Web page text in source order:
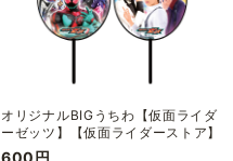
オリジナルBIGうちわ【仮面ライダ
ーゼッツ】【仮面ライダーストア】
600円